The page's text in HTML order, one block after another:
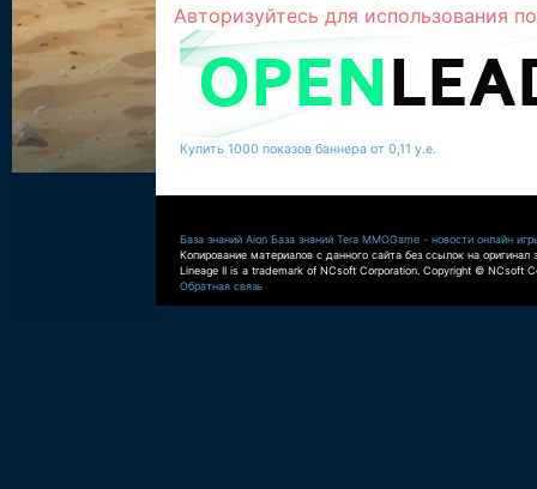
Авторизуйтесь для использования
Купить 1000 показов баннера от 0,11 у.е.
База знаний Aion База знаний Tera MMOGame - новости онлайн
Копирование материалов с данного сайта без ссылок на оригинал
Lineage II is a trademark of NCsoft Corporation. Copyright © NCsoft
Обратная связь